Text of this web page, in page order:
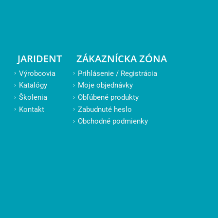
JARIDENT
Výrobcovia
Katalógy
Školenia
Kontakt
ZÁKAZNÍCKA ZÓNA
Prihlásenie / Registrácia
Moje objednávky
Obľúbené produkty
Zabudnuté heslo
Obchodné podmienky